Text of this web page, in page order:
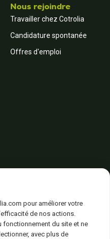
Nous rejoindre
Travailler chez Cotrolia
Candidature spontanée
Offres d'emploi
pour améliorer votre
de nos actions.
fonctionnement du site et ne
avec plus de